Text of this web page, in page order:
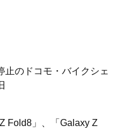
止のドコモ・バイクシェ
Fold8」、「Galaxy Z